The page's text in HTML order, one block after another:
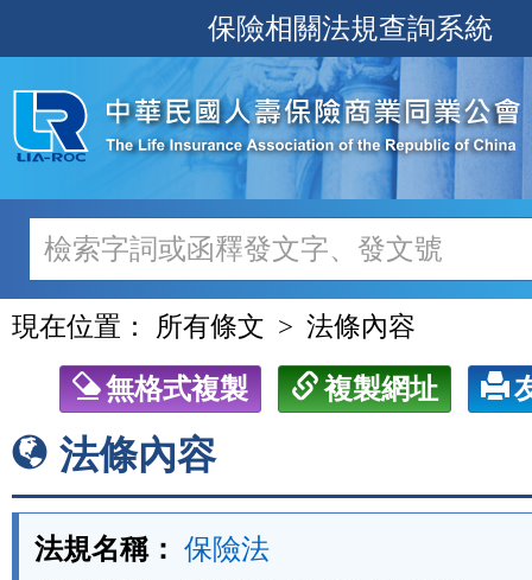
至
主
內
容
保險相關法規查詢系統
現在位置： 所有條文 法條內容
無格式複製 複製網址
法條內容
法規名稱： 保險法